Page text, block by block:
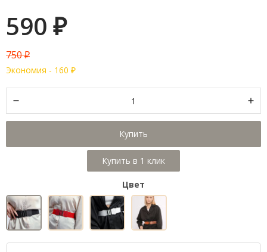
590 ₽
750₽
Экономия - 160 ₽
Купить
Цвет